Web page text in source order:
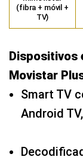
(fibra + móvil +
TV)
Dispositivos
Movistar
Smart TV
Android